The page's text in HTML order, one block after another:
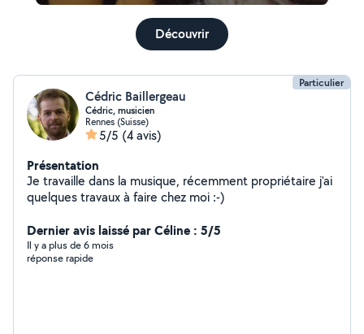
Découvrir
Particulier
Cédric Baillergeau
Cédric, musicien
Rennes (Suisse)
5/5 (4 avis)
Présentation
Je travaille dans la musique, récemment propriétaire j'ai
quelques travaux à faire chez moi :-)
Dernier avis laissé par Céline : 5/5
Il y a plus de 6 mois
réponse rapide